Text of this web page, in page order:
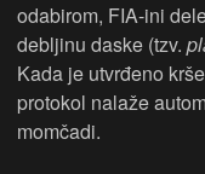
odabirom, FIA-ini
debljinu daske (tzv.
Kada je utvrđeno
protokol nalaže
momčadi.